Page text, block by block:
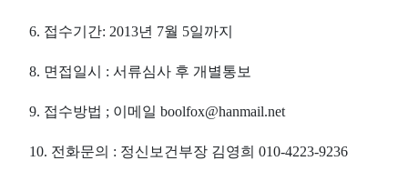
6. 접수기간: 2013년 7월 5일까지
8. 면접일시 : 서류심사 후 개별통보
9. 접수방법 ; 이메일 boolfox@hanmail.net
10. 전화문의 : 정신보건부장 김영희 010-4223-9236